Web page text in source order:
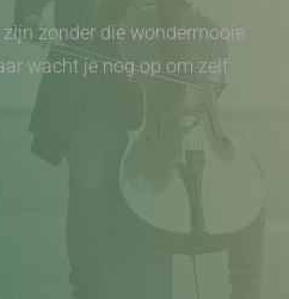
zonder die wondermooie
wacht je nog op om zelf